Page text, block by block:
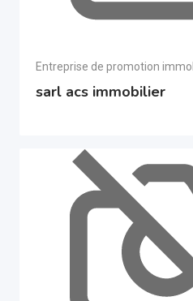
Entreprise de promotion
sarl acs immobilier